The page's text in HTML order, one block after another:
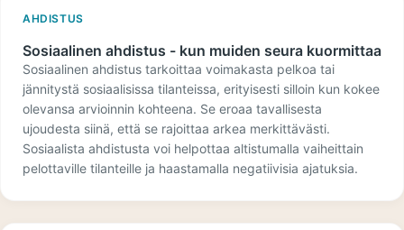
AHDISTUS
Sosiaalinen ahdistus - kun muiden seura kuormittaa
Sosiaalinen ahdistus tarkoittaa voimakasta pelkoa tai
jännitystä sosiaalisissa tilanteissa, erityisesti silloin kun kokee
olevansa arvioinnin kohteena. Se eroaa tavallisesta
ujoudesta siinä, että se rajoittaa arkea merkittävästi.
Sosiaalista ahdistusta voi helpottaa altistumalla vaiheittain
pelottaville tilanteille ja haastamalla negatiivisia ajatuksia.